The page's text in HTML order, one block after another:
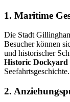
1. Maritime
Die Stadt
Besucher können
und historischer
Historic Dockyard
Seefahrtsgeschichte.
2.